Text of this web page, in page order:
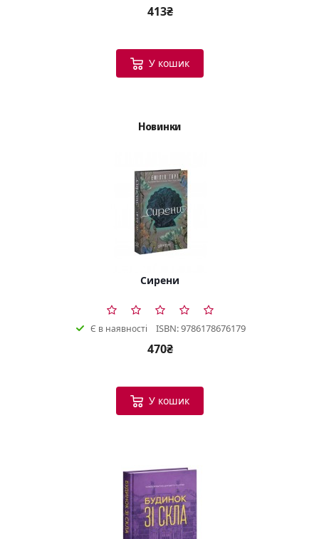
413₴
У кошик
Новинки
Сирени
Є в наявності ISBN: 9786178676179
470₴
У кошик